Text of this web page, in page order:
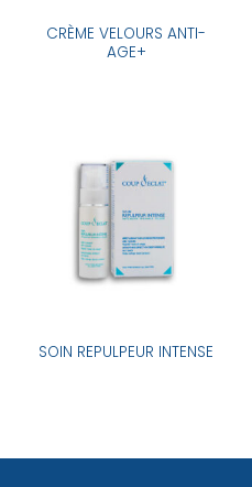
CRÈME VELOURS ANTI-
AGE+
SOIN REPULPEUR INTENSE